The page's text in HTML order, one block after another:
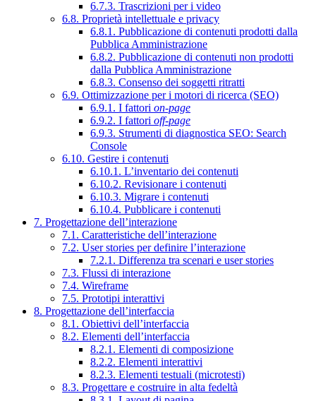
6.7.3. Trascrizioni per i video
6.8. Proprietà intellettuale e privacy
6.8.1. Pubblicazione di contenuti prodotti dalla
Pubblica Amministrazione
6.8.2. Pubblicazione di contenuti non prodotti
dalla Pubblica Amministrazione
6.8.3. Consenso dei soggetti ritratti
6.9. Ottimizzazione per i motori di ricerca (SEO)
6.9.1. I fattori on-page
6.9.2. I fattori off-page
6.9.3. Strumenti di diagnostica SEO: Search
Console
6.10. Gestire i contenuti
6.10.1. L’inventario dei contenuti
6.10.2. Revisionare i contenuti
6.10.3. Migrare i contenuti
6.10.4. Pubblicare i contenuti
7. Progettazione dell’interazione
7.1. Caratteristiche dell’interazione
7.2. User stories per definire l’interazione
7.2.1. Differenza tra scenari e user stories
7.3. Flussi di interazione
7.4. Wireframe
7.5. Prototipi interattivi
8. Progettazione dell’interfaccia
8.1. Obiettivi dell’interfaccia
8.2. Elementi dell’interfaccia
8.2.1. Elementi di composizione
8.2.2. Elementi interattivi
8.2.3. Elementi testuali (microtesti)
8.3. Progettare e costruire in alta fedeltà